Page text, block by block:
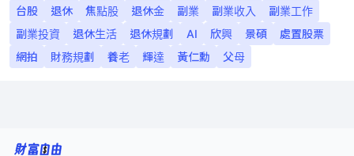
台股
退休 焦點股 退休金 副業 副業收入
副業工作
副業投資
退休生活 退休規劃 AI 欣興 景碩
處置股票
網拍
財務規劃 養老 輝達 黃仁勳 父母